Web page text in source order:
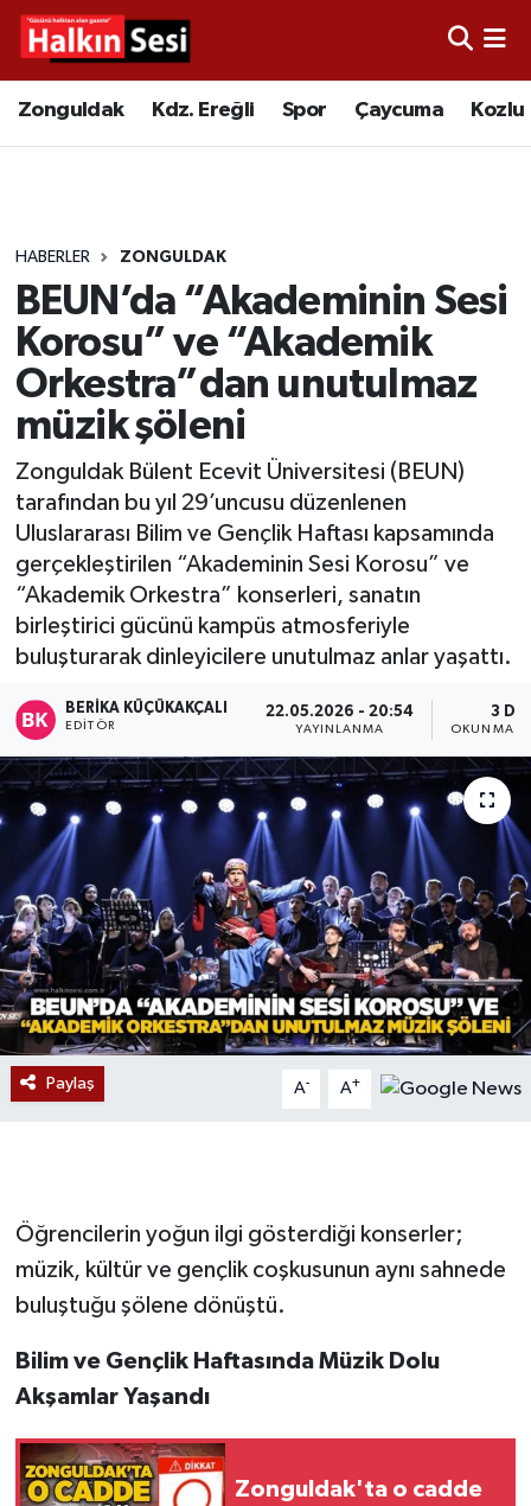
Zonguldak Kdz. Ereğli Spor Çaycuma Kozlu
HABERLER ZONGULDAK
BEUN’da “Akademinin Sesi
Korosu” ve “Akademik
Orkestra”dan unutulmaz
müzik şöleni
Zonguldak Bülent Ecevit Üniversitesi (BEUN)
tarafından bu yıl 29’uncusu düzenlenen
Uluslararası Bilim ve Gençlik Haftası kapsamında
gerçekleştirilen “Akademinin Sesi Korosu” ve
“Akademik Orkestra” konserleri, sanatın
birleştirici gücünü kampüs atmosferiyle
buluşturarak dinleyicilere unutulmaz anlar yaşattı.
BERIKA KÜÇÜKAKÇALI
EDITÖR
22.05.2026 - 20:54
YAYINLANMA
3 DK
OKUNMA
Paylaş A- A+
Öğrencilerin yoğun ilgi gösterdiği konserler;
müzik, kültür ve gençlik coşkusunun aynı sahnede
buluştuğu şölene dönüştü.
Bilim ve Gençlik Haftasında Müzik Dolu
Akşamlar Yaşandı
Zonguldak'ta o cadde
Video
Çaycuma
Alaplı
Asayiş
Karabük
Devrek
Bolu
ÇEVRE
BİLİM VE TEKNOLOJİ
DUNYA
Düzce
Eğitim
Ekonomi
Genel
İş ilanı
Kilimli
Kültür - Sanat
Politika
Merkez Hava Durumu
Tüm Manşetler
Son Dakika Haberleri